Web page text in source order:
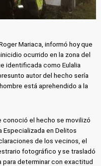
Mariaca, informó hoy que
ocurrido en la zona del
identificada como Eulalia
autor del hecho sería
está aprehendido a la
conoció el hecho se movilizó
Especializada en Delitos
de los vecinos, el
fotográfico y se trasladó
para determinar con exactitud